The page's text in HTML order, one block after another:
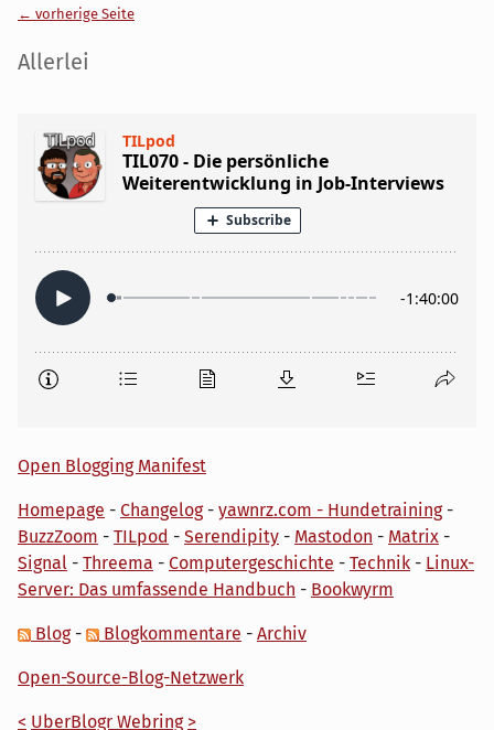
← vorherige Seite
Seitenleiste
Allerlei
Open Blogging Manifest
Homepage - Changelog- yawnrz.com - Hundetraining-
BuzzZoom - TILpod - Serendipity - Mastodon - Matrix -
Signal - Threema - Computergeschichte - Technik - Linux-
Server: Das umfassende Handbuch - Bookwyrm
Blog- Blogkommentare - Archiv
Open-Source-Blog-Netzwerk
< UberBlogr Webring >